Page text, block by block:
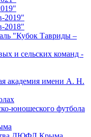
2019"
2018"
"Кубок Тавриды –
и сельских команд -
академия имени А. Н.
юношеского футбола